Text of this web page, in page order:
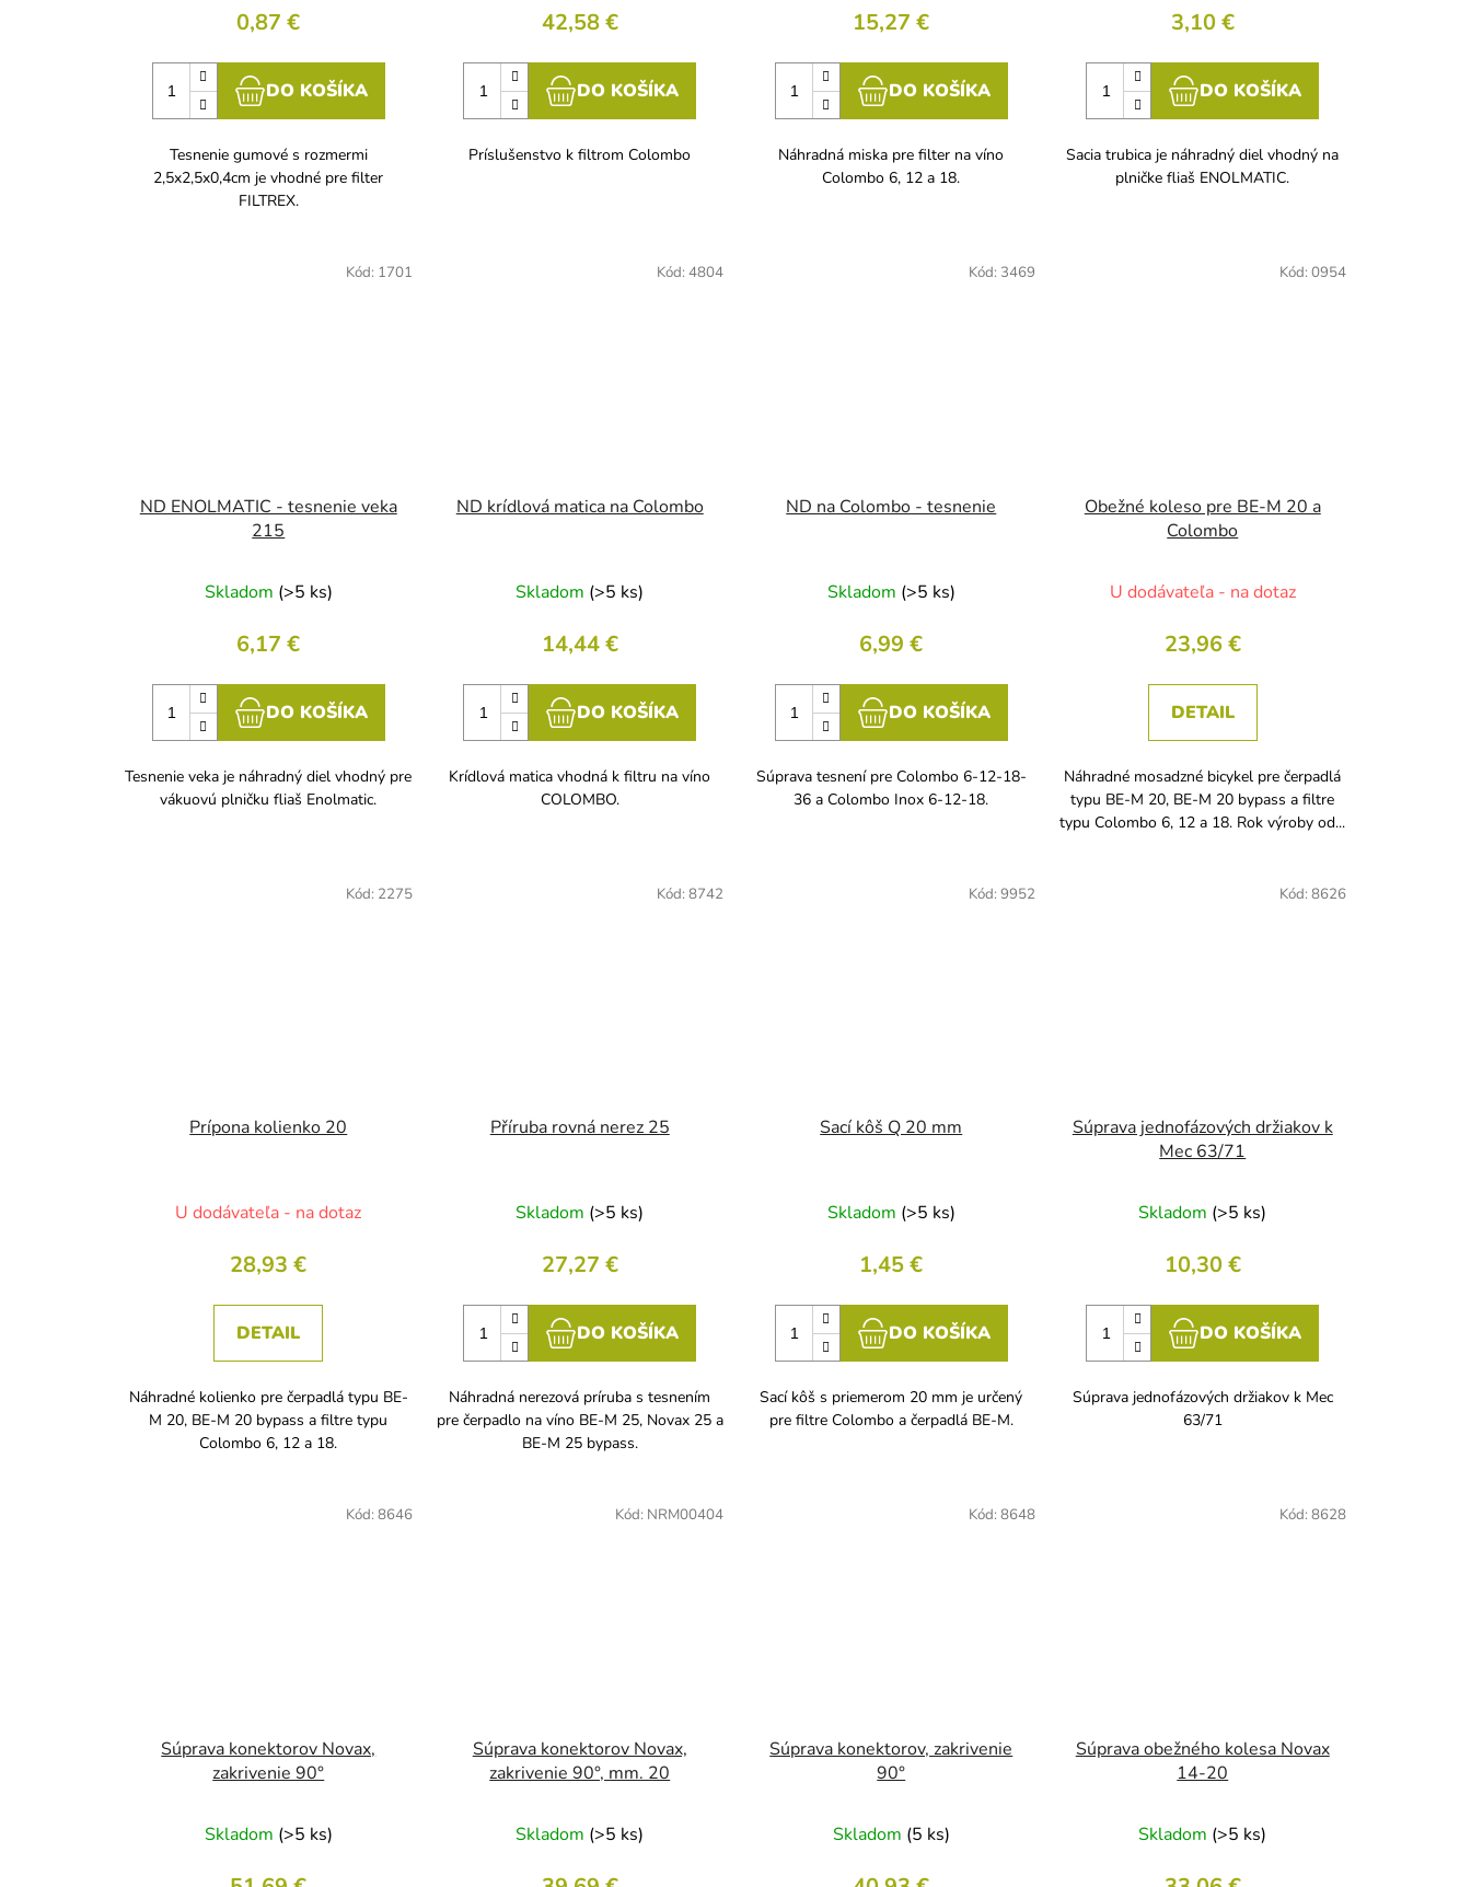
0,87 €
DO KOŠÍKA
Tesnenie gumové s rozmermi
2,5x2,5x0,4cm je vhodné pre filter
FILTREX.
42,58 €
DO KOŠÍKA
Príslušenstvo k filtrom Colombo
15,27 €
DO KOŠÍKA
Náhradná miska pre filter na víno
Colombo 6, 12 a 18.
3,10 €
DO KOŠÍKA
Sacia trubica je náhradný diel vhodný na
plničke fliaš ENOLMATIC.
ND ENOLMATIC - tesnenie veka
215
Skladom (>5 ks)
6,17 €
DO KOŠÍKA
Tesnenie veka je náhradný diel vhodný pre
vákuovú plničku fliaš Enolmatic.
Kód: 1701
ND krídlová matica na Colombo
Skladom (>5 ks)
14,44 €
DO KOŠÍKA
Krídlová matica vhodná k filtru na víno
COLOMBO.
Kód: 4804
ND na Colombo - tesnenie
Skladom (>5 ks)
6,99 €
DO KOŠÍKA
Súprava tesnení pre Colombo 6-12-18-
36 a Colombo Inox 6-12-18.
Kód: 3469
Obežné koleso pre BE-M 20 a
Colombo
U dodávateľa - na dotaz
23,96 €
DETAIL
Náhradné mosadzné bicykel pre čerpadlá
typu BE-M 20, BE-M 20 bypass a filtre
typu Colombo 6, 12 a 18. Rok výroby od...
Kód: 0954
Prípona kolienko 20
U dodávateľa - na dotaz
28,93 €
DETAIL
Náhradné kolienko pre čerpadlá typu BE-
M 20, BE-M 20 bypass a filtre typu
Colombo 6, 12 a 18.
Kód: 2275
Příruba rovná nerez 25
Skladom (>5 ks)
27,27 €
DO KOŠÍKA
Náhradná nerezová príruba s tesnením
pre čerpadlo na víno BE-M 25, Novax 25 a
BE-M 25 bypass.
Kód: 8742
Sací kôš Q 20 mm
Skladom (>5 ks)
1,45 €
DO KOŠÍKA
Sací kôš s priemerom 20 mm je určený
pre filtre Colombo a čerpadlá BE-M.
Kód: 9952
Súprava jednofázových držiakov k
Mec 63/71
Skladom (>5 ks)
10,30 €
DO KOŠÍKA
Súprava jednofázových držiakov k Mec
63/71
Kód: 8626
Súprava konektorov Novax,
zakrivenie 90°
Skladom (>5 ks)
Kód: 8646
Súprava konektorov Novax,
zakrivenie 90°, mm. 20
Skladom (>5 ks)
Kód: NRM00404
Súprava konektorov, zakrivenie
90°
Skladom (5 ks)
Kód: 8648
Súprava obežného kolesa Novax
14-20
Skladom (>5 ks)
Kód: 8628